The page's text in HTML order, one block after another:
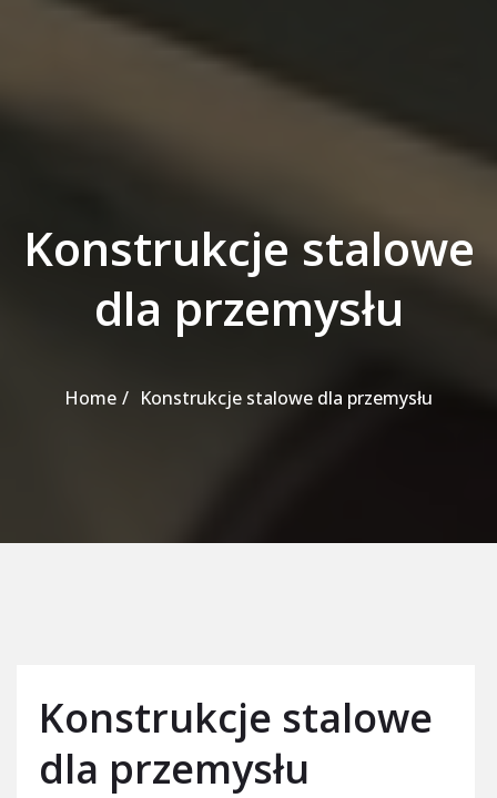
Konstrukcje stalowe
dla przemysłu
Home Konstrukcje stalowe dla przemysłu
Konstrukcje stalowe
dla przemysłu